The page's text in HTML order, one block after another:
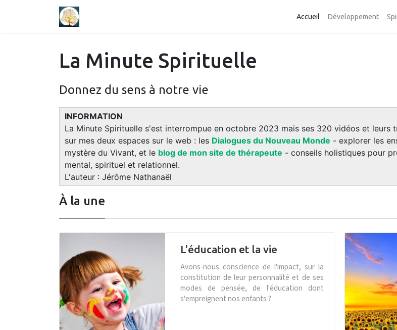
Accueil Développement
La Minute Spirituelle
Donnez du sens à notre vie
INFORMATION
La Minute Spirituelle s'est interrompue en octobre 2023 mais ses 320 vidéos et leurs
sur mes deux espaces sur le web : les Dialogues du Nouveau Monde - explorer les
mystère du Vivant, et le blog de mon site de thérapeute - conseils holistiques pour
mental, spirituel et relationnel.
L'auteur : Jérôme Nathanaël
À la une
L'éducation et la vie
Avons-nous conscience de l'impact, sur la
constitution de leur personnalité et de ses
modes de pensée, de l'éducation dont
s'empreignent nos enfants ?